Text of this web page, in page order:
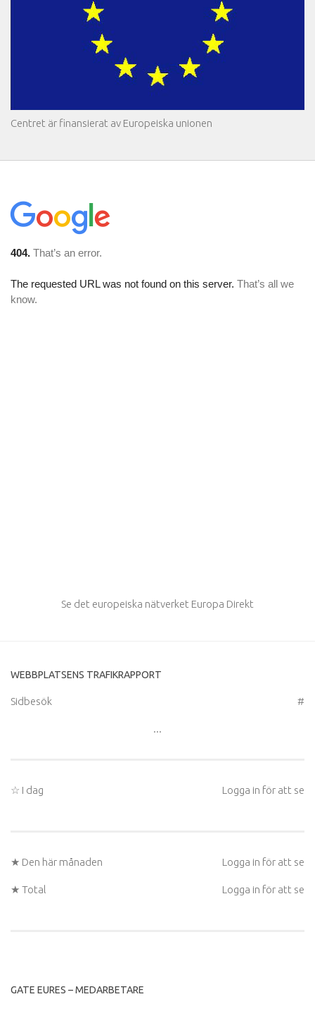
Centret är finansierat av Europeiska unionen
Se det europeiska nätverket Europa Direkt
WEBBPLATSENS TRAFIKRAPPORT
Sidbesök #
...
☆ I dag Logga in för att se
★ Den här månaden Logga in för att se
★ Total Logga in för att se
GATE EURES – MEDARBETARE